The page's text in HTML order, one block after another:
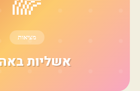
מציאות
אשליות